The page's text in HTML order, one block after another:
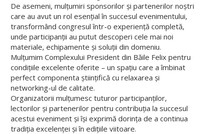
De asemeni, mulțumiri sponsorilor și partenerilor noștri
care au avut un rol esențial în succesul evenimentului,
transformând congresul într-o experiență completă,
unde participanții au putut descoperi cele mai noi
materiale, echipamente și soluții din domeniu.
Mulțumim Complexului President din Băile Felix pentru
condițiile excelente oferite – un spațiu care a îmbinat
perfect componenta științifică cu relaxarea și
networking-ul de calitate.
Organizatorii mulțumesc tuturor participanților,
lectorilor și partenerilor pentru contribuția la succesul
acestui eveniment și își exprimă dorința de a continua
tradiția excelenței și în edițiile viitoare.